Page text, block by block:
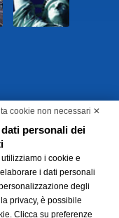
Livraghi, 1/b - 20126
cookie non necessari ✕
personali dei
i cookie e
i dati personali
degli
privacy, è possibile
Clicca su preferenze